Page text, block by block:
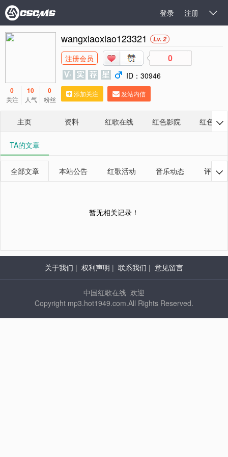

注册
登录
0
关注
10
人气
0
粉丝
wangxiaoxiao123321 Lv. 2
注册会员 0
ID：30946
添加关注 发站内信
主页 资料 红歌在线 红色影院 红色相册

TA的文章
全部文章 本站公告 红歌活动 音乐动态 评论研

暂无相关记录！
关于我们 | 权利声明 | 联系我们 | 意见留言
中国红歌在线 欢迎
Copyright mp3.hot1949.com.All Rights Reserved.